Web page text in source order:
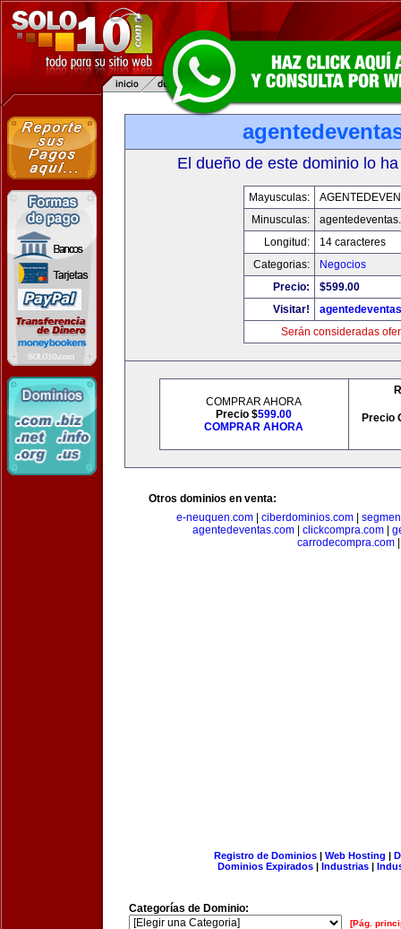
El dueño de este dominio lo
Mayusculas:
Minusculas:
Longitud:
14 caracteres
Categorias:
Negocios
Precio:
$599.00
Visitar!
Serán consideradas
COMPRAR AHORA
Precio $599.00
COMPRAR AHORA
Precio
Otros dominios en venta:
e-neuquen.com
ciberdominios.com
agentedeventas.com| clickcompra.com|
carrodecompra.com|
Registro de Dominios| Web Hosting |
Dominios Expirados | Industrias |
Categorías de Dominio:
[Pág.